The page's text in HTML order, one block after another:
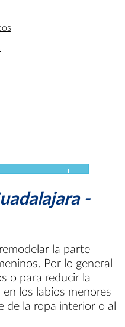
-
la parte
Por lo general
o para reducir la
los labios menores
de la ropa interior o al